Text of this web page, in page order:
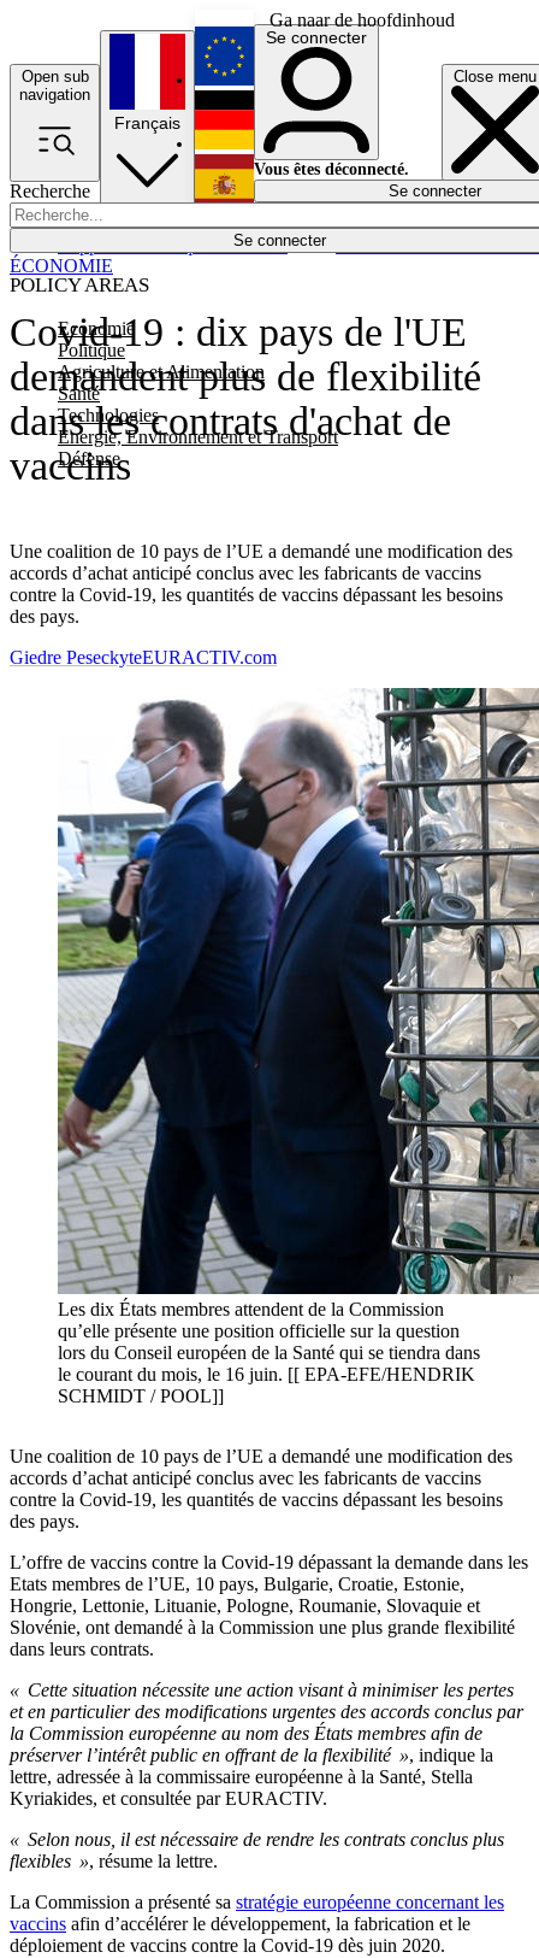
Ga naar de hoofdinhoud
Open sub
navigation
Close menu
Recherche
Se connecter
POLICY AREAS
Economie
Politique
Agriculture et Alimentation
Santé
Technologies
Energie, Environnement et Transport
Défense
Économie
Français
English
Deutsch
Español
Se connecter
Vous êtes déconnecté.
Se connecter
Covid-19 : dix pays de l'UE
demandent plus de flexibilité
dans les contrats d'achat de
vaccins
Une coalition de 10 pays de l’UE a demandé une modification des
accords d’achat anticipé conclus avec les fabricants de vaccins
contre la Covid-19, les quantités de vaccins dépassant les besoins
des pays.
ÉCONOMIE
Giedre PeseckyteEURACTIV.com
Les dix États membres attendent de la Commission
qu’elle présente une position officielle sur la question
lors du Conseil européen de la Santé qui se tiendra dans
le courant du mois, le 16 juin. [[ EPA-EFE/HENDRIK
SCHMIDT / POOL]]
Une coalition de 10 pays de l’UE a demandé une modification des
accords d’achat anticipé conclus avec les fabricants de vaccins
contre la Covid-19, les quantités de vaccins dépassant les besoins
des pays.
L’offre de vaccins contre la Covid-19 dépassant la demande dans les
Etats membres de l’UE, 10 pays, Bulgarie, Croatie, Estonie,
Hongrie, Lettonie, Lituanie, Pologne, Roumanie, Slovaquie et
Slovénie, ont demandé à la Commission une plus grande flexibilité
dans leurs contrats.
« Cette situation nécessite une action visant à minimiser les pertes
et en particulier des modifications urgentes des accords conclus par
la Commission européenne au nom des États membres afin de
préserver l’intérêt public en offrant de la flexibilité », indique la
lettre, adressée à la commissaire européenne à la Santé, Stella
Kyriakides, et consultée par EURACTIV.
« Selon nous, il est nécessaire de rendre les contrats conclus plus
flexibles », résume la lettre.
La Commission a présenté sa stratégie européenne concernant les
vaccins afin d’accélérer le développement, la fabrication et le
déploiement de vaccins contre la Covid-19 dès juin 2020.